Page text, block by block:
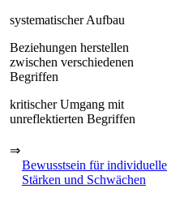
systematischer Aufbau
Beziehungen herstellen
zwischen verschiedenen
Begriffen
kritischer Umgang mit
unreflektierten Begriffen
⇒
Bewusstsein für individuelle
Stärken und Schwächen